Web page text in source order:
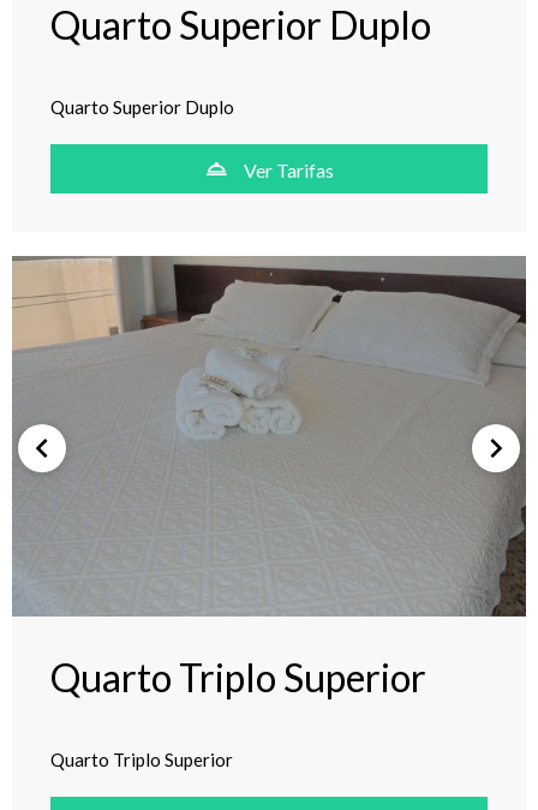
Quarto Superior Duplo
Quarto Superior Duplo
Ver Tarifas
Quarto Triplo Superior
Quarto Triplo Superior